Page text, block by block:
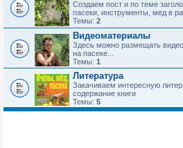
Создаем пост и по теме
пасеки, инструменты, мед в
Темы: 2
Видеоматериалы
Здесь можно размещать
на пасеке...
Темы: 1
Литература
Закачиваем интересную
содержание книги
Темы: 5